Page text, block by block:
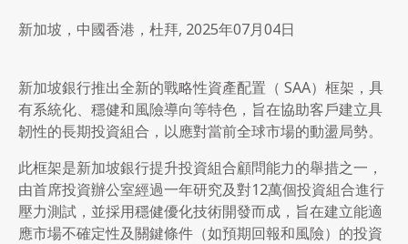
新加坡，中國香港，杜拜, 2025年07月04日
新加坡銀行推出全新的戰略性資產配置（ SAA）框架，具
有系統化、穩健和風險導向等特色，旨在協助客戶建立具
韌性的長期投資組合，以應對當前全球市場的動盪局勢。
此框架是新加坡銀行提升投資組合顧問能力的舉措之一，
由首席投資辦公室經過一年研究及對12萬個投資組合進行
壓力測試，並採用穩健優化技術開發而成，旨在建立能適
應市場不確定性及關鍵條件（如預期回報和風險）的投資